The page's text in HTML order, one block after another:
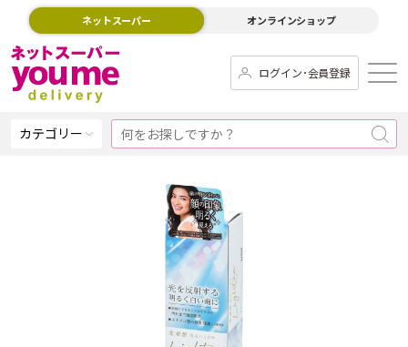
ネットスーパー オンラインショップ
ログイン･会員登録
カテゴリー